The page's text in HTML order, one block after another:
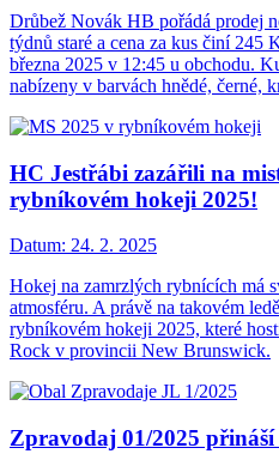
Drůbež Novák HB pořádá prodej
týdnů staré a cena za kus činí 245
března 2025 v 12:45 u obchodu.
nabízeny v barvách hnědé, černé,
HC Jestřábi zazářili na
rybníkovém hokeji 2025!
Datum: 24. 2. 2025
Hokej na zamrzlých rybnících má
atmosféru. A právě na takovém
rybníkovém hokeji 2025, které
Rock v provincii New Brunswick.
Zpravodaj 01/2025 přináší